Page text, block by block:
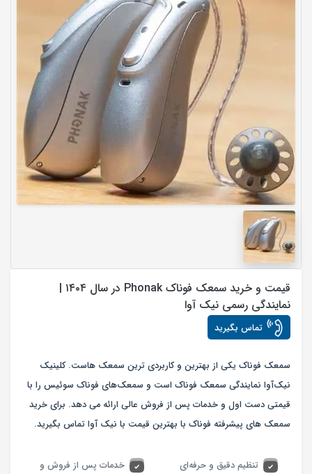
قیمت و خرید سمعک فوناک Phonak در سال ۱۴۰۴ |
نمایندگی رسمی نیک آوا
تماس بگیرید
سمعک فوناک یکی از بهترین و کاربردی ترین سمعک هاست. کلینیک
نیک‌آوا نمایندگی سمعک فوناک است و سمعک‌های فوناک سوئیس را با
قیمتی دست اول و خدمات پس از فروش عالی ارائه می دهد. برای خرید
سمعک های پیشرفته فوناک با بهترین قیمت با نیک آوا تماس بگیرید.
تنظیم دقیق و حرفه‌ای
خدمات پس از فروش و